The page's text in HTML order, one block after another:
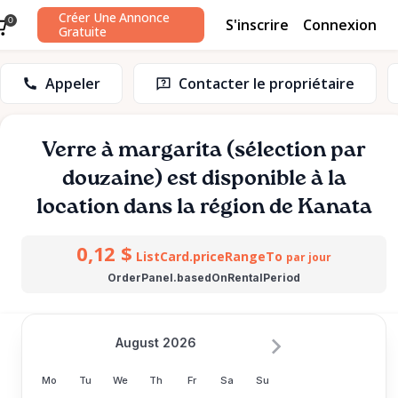
0
Créer Une Annonce
Gratuite
S'inscrire Connexion
Appeler Contacter le propriétaire
Verre à margarita (sélection par
douzaine) est disponible à la
location dans la région de Kanata
0,12 $ ListCard.priceRangeTo par jour
OrderPanel.basedOnRentalPeriod
Mo Tu We Th Fr Sa Su
August 2026